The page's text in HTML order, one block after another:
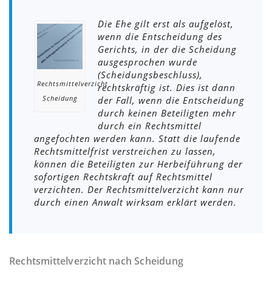
Rechtsmittelverzicht
Scheidung
Die Ehe gilt erst als aufgelöst,
wenn die Entscheidung des
Gerichts, in der die Scheidung
ausgesprochen wurde
(Scheidungsbeschluss),
rechtskräftig ist. Dies ist dann
der Fall, wenn die Entscheidung
durch keinen Beteiligten mehr
durch ein Rechtsmittel
angefochten werden kann. Statt die laufende
Rechtsmittelfrist verstreichen zu lassen,
können die Beteiligten zur Herbeiführung der
sofortigen Rechtskraft auf Rechtsmittel
verzichten. Der Rechtsmittelverzicht kann nur
durch einen Anwalt wirksam erklärt werden.
Rechtsmittelverzicht nach Scheidung